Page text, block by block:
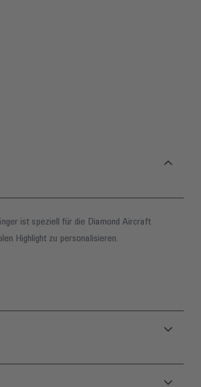
ist speziell für die Diamond Aircraft
Highlight zu personalisieren.